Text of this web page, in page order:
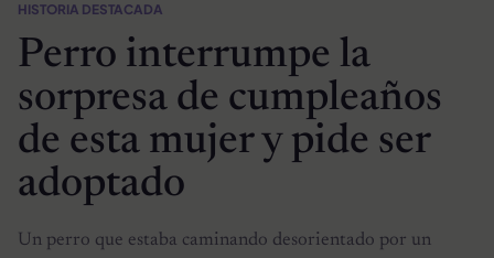
HISTORIA DESTACADA
Perro interrumpe la
sorpresa de cumpleaños
de esta mujer y pide ser
adoptado
Un perro que estaba caminando desorientado por un